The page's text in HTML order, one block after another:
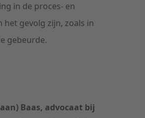
in de proces- en
het gevolg zijn, zoals in
gebeurde.
Baas, advocaat bij